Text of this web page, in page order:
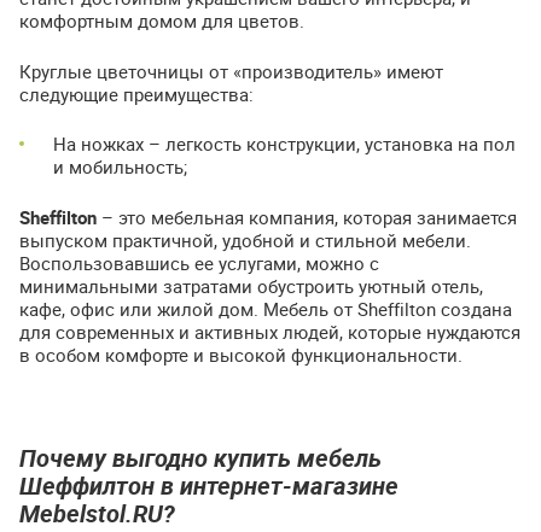
комфортным домом для цветов.
Круглые цветочницы от «производитель» имеют
следующие преимущества:
На ножках – легкость конструкции, установка на пол
и мобильность;
Sheffilton – это мебельная компания, которая занимается
выпуском практичной, удобной и стильной мебели.
Воспользовавшись ее услугами, можно с
минимальными затратами обустроить уютный отель,
кафе, офис или жилой дом. Мебель от Sheffilton создана
для современных и активных людей, которые нуждаются
в особом комфорте и высокой функциональности.
Почему выгодно купить мебель
Шеффилтон в интернет-магазине
Mebelstol.RU?